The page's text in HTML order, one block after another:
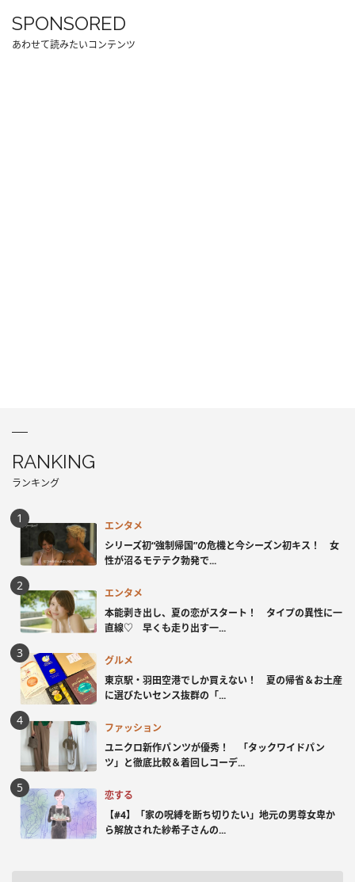
SPONSORED
あわせて読みたいコンテンツ
RANKING
ランキング
エンタメ
シリーズ初“強制帰国”の危機と今シーズン初キス！ 女
性が沼るモテテク勃発で...
エンタメ
本能剥き出し、夏の恋がスタート！ タイプの異性に一
直線♡ 早くも走り出す一...
グルメ
東京駅・羽田空港でしか買えない！ 夏の帰省＆お土産
に選びたいセンス抜群の「...
ファッション
ユニクロ新作パンツが優秀！ 「タックワイドパン
ツ」と徹底比較＆着回しコーデ...
恋する
【#4】「家の呪縛を断ち切りたい」地元の男尊女卑か
ら解放された紗希子さんの...